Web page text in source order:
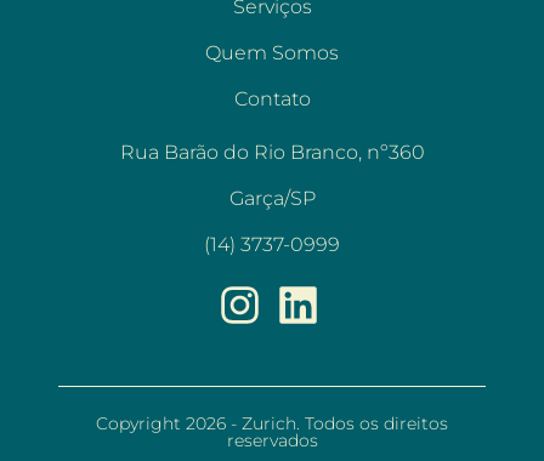
Serviços
Quem Somos
Contato
Rua Barão do Rio Branco, nº360
Garça/SP
(14) 3737-0999
Copyright 2026 - Zurich. Todos os direitos
reservados